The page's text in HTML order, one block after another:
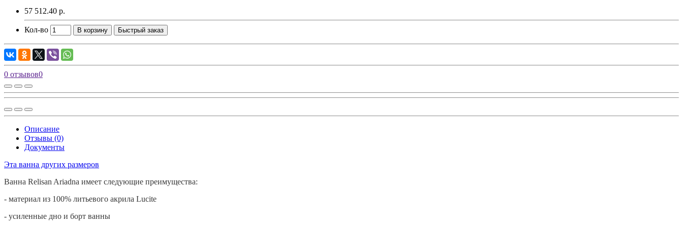
57 512.40 р.
Кол-во В корзину Быстрый заказ
0 отзывов0
Описание
Отзывы (0)
Документы
Эта ванна других размеров
Ванна Relisan Ariadna имеет следующие преимущества:
- материал из 100% литьевого акрила Lucite
- усиленные дно и борт ванны